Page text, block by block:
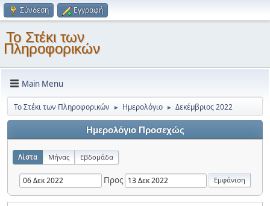
Σύνδεση Εγγραφή
Το Στέκι των
Πληροφορικών
Main Menu
Το Στέκι των Πληροφορικών ► Ημερολόγιο ► Δεκέμβριος 2022
Ημερολόγιο Προσεχώς
Λίστα Μήνας Εβδομάδα
Προς